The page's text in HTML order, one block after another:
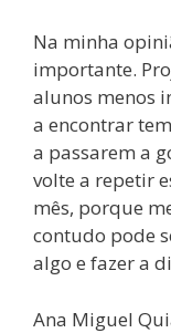
Na minha
importante.
alunos menos
a encontrar
a passarem a
volte a repetir
mês, porque
contudo pode
algo e fazer a
Ana Miguel